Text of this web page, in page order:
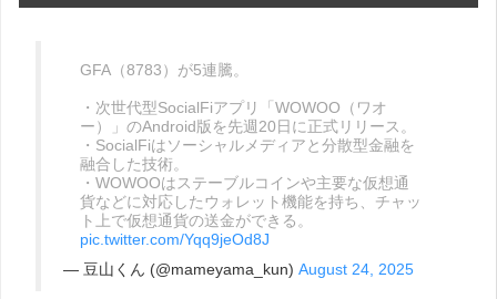
GFA（8783）が5連騰。
・次世代型SocialFiアプリ「WOWOO（ワオ
ー）」のAndroid版を先週20日に正式リリース。
・SocialFiはソーシャルメディアと分散型金融を
融合した技術。
・WOWOOはステーブルコインや主要な仮想通
貨などに対応したウォレット機能を持ち、チャッ
ト上で仮想通貨の送金ができる。
pic.twitter.com/Yqq9jeOd8J
— 豆山くん (@mameyama_kun) August 24, 2025